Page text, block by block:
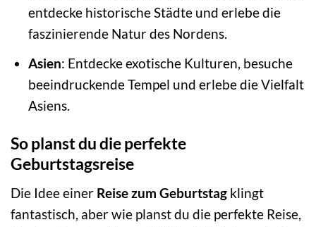
entdecke historische Städte und erlebe die
faszinierende Natur des Nordens.
Asien: Entdecke exotische Kulturen, besuche
beeindruckende Tempel und erlebe die Vielfalt
Asiens.
So planst du die perfekte
Geburtstagsreise
Die Idee einer Reise zum Geburtstag klingt
fantastisch, aber wie planst du die perfekte Reise,